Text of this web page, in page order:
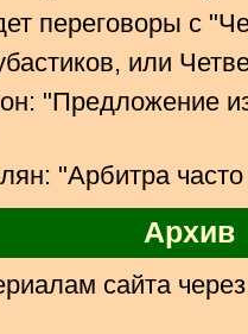
переговоры с
или
"Предложение
"Арбитра
Архив
сайта